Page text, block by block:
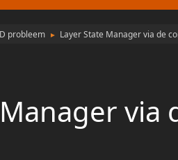
probleem ► Layer State Manager via de